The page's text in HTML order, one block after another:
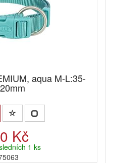
aqua M-L:35-
Kč
1 ks